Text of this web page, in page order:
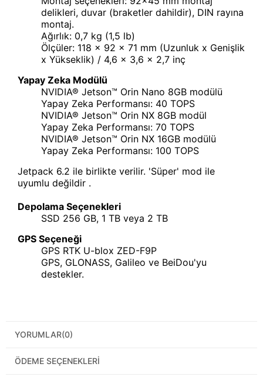
delikleri, duvar (braketler dahildir), DIN rayına
montaj.
Ağırlık: 0,7 kg (1,5 lb)
Ölçüler: 118 x 92 x 71 mm (Uzunluk x Genişlik
x Yükseklik) / 4,6 x 3,6 x 2,7 inç
Yapay Zeka Modülü
NVIDIA® Jetson™ Orin Nano 8GB modülü
Yapay Zeka Performansı: 40 TOPS
NVIDIA® Jetson™ Orin NX 8GB modül
Yapay Zeka Performansı: 70 TOPS
NVIDIA® Jetson™ Orin NX 16GB modülü
Yapay Zeka Performansı: 100 TOPS
Jetpack 6.2 ile birlikte verilir. 'Süper' mod ile
uyumlu değildir .
Depolama Seçenekleri
SSD 256 GB, 1 TB veya 2 TB
GPS Seçeneği
GPS RTK U-blox ZED-F9P
GPS, GLONASS, Galileo ve BeiDou'yu
destekler.
YORUMLAR(0)
ÖDEME SEÇENEKLERI